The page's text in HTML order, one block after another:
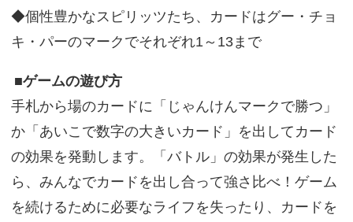
◆個性豊かなスピリッツたち、カードはグー・チョ
キ・パーのマークでそれぞれ1～13まで
■ゲームの遊び方
手札から場のカードに「じゃんけんマークで勝つ」
か「あいこで数字の大きいカード」を出してカード
の効果を発動します。「バトル」の効果が発生した
ら、みんなでカードを出し合って強さ比べ！ゲーム
を続けるために必要なライフを失ったり、カードを